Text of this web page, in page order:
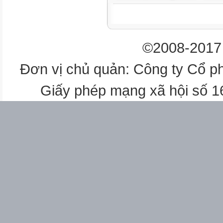
2.1. Địa hình đồi núi
©2008-
Đơn vị chủ quản: Công ty Cổ
Giấy phép mạng xã hội số